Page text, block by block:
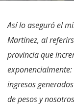
Así lo aseguró el
Martínez, al
provincia que
ingresos
de pesos y